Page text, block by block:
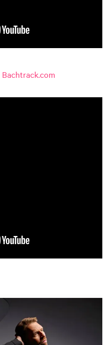
Bachtrack.com